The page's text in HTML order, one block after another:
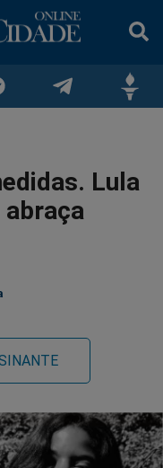
no
no
Lula
abraça